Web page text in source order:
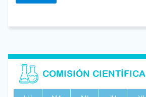
COMISIÓN CIENTÍFICA